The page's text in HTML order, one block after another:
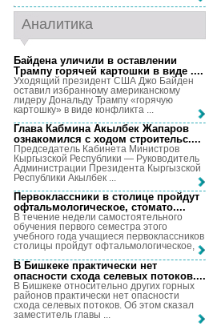
Аналитика
Байдена уличили в оставлении
Трампу горячей картошки в виде ....
Уходящий президент США Джо Байден
оставил избранному американскому
лидеру Дональду Трампу «горячую
картошку» в виде конфликта ...
Глава Кабмина Акылбек Жапаров
ознакомился с ходом строительс....
Председатель Кабинета Министров
Кыргызской Республики — Руководитель
Администрации Президента Кыргызской
Республики Акылбек ...
Первоклассники в столице пройдут
офтальмологическое, стомато....
В течение недели самостоятельного
обучения первого семестра этого
учебного года учащиеся первоклассников
столицы пройдут офтальмологическое, ...
В Бишкеке практически нет
опасности схода селевых потоков....
В Бишкеке относительно других горных
районов практически нет опасности
схода селевых потоков. Об этом сказал
заместитель главы ...